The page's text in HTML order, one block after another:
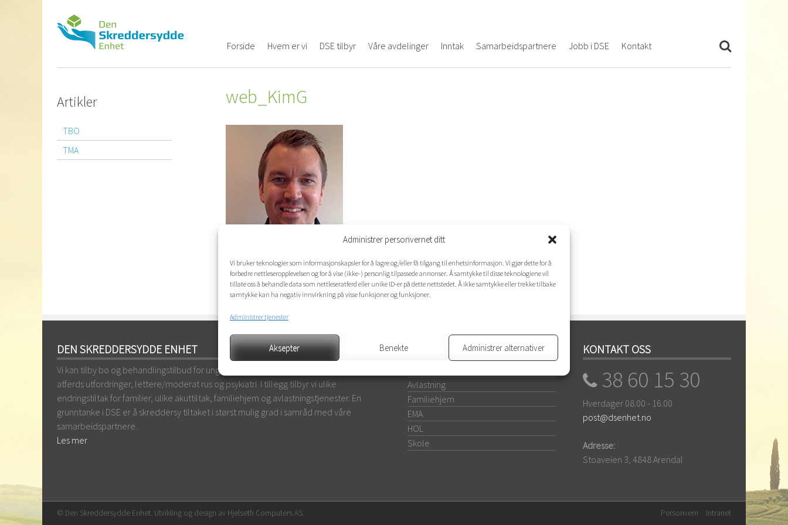
Administrer personvernet ditt
Vi bruker teknologier som informasjonskapsler for å lagre og/eller få tilgang til enhetsinformasjon. Vi gjør dette for å
forbedre nettleseropplevelsen og for å vise (ikke-) personlig tilpassede annonser. Å samtykke til disse teknologiene vil
tillate oss å behandle data som nettleseratferd eller unike ID-er på dette nettstedet. Å ikke samtykke eller trekke tilbake
samtykke kan ha negativ innvirkning på visse funksjoner og funksjoner.
Administrer tjenester
Aksepter Benekte Administrer alternativer
content
Forside
Hvem er vi DSE tilbyr Våre avdelinger Inntak Samarbeidspartnere Jobb i DSE Kontakt
web_KimG
Artikler
TBO
TMA
DEN SKREDDERSYDDE ENHET
Vi kan tilby bo og behandlingstilbud for ungdom mellom 13 – 18 (23) år med alvorlige
atferds utfordringer, lettere/moderat rus og psykiatri. I tillegg tilbyr vi ulike
endringstiltak for familier, ulike akuttiltak, familiehjem og avlastningstjenester. En
grunntanke i DSE er å skreddersy tiltaket i størst mulig grad i samråd med våre
samarbeidspartnere.
Les mer
VI TILBYR
Avlastning
Familiehjem
EMA
HOL
Skole
KONTAKT OSS
38 60 15 30
Hverdager 08.00 - 16.00
post@dsenhet.no
Adresse:
Stoaveien 3, 4848 Arendal
© Den Skreddersydde Enhet. Utvikling og design av Hjelseth Computers AS. Personvern Intranet